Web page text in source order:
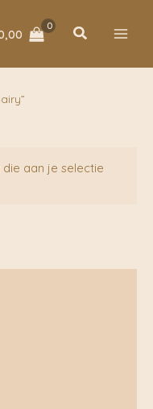
Zoeken
aan je selectie